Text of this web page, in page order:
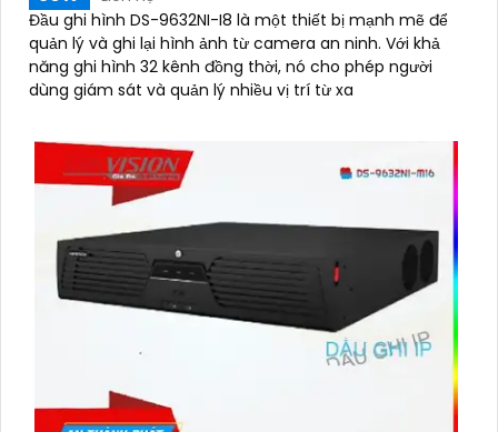
Đầu ghi hình DS-9632NI-I8 là một thiết bị mạnh mẽ để
quản lý và ghi lại hình ảnh từ camera an ninh. Với khả
năng ghi hình 32 kênh đồng thời, nó cho phép người
dùng giám sát và quản lý nhiều vị trí từ xa